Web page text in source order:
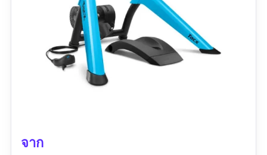
“การจำลองพื้นผิวถนนที่หลากหลายและจำลอง
การลงเขาได้อย่างสมจริง ทำให้รู้สึกเหมือนปั่นบน
จาก